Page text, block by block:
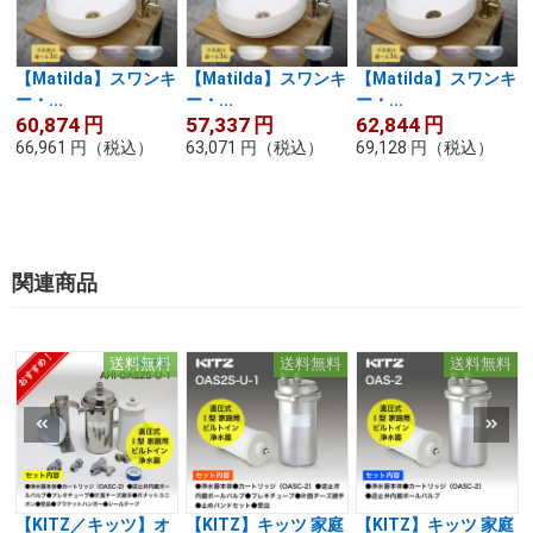
【Matilda】スワンキ
ー・...
60,874 円
66,961 円 （税込）
【Matilda】スワンキ
ー・...
57,337 円
63,071 円 （税込）
【Matilda】スワンキ
ー・...
62,844 円
69,128 円 （税込）
関連商品
送料無料
【KITZ／キッツ】オ
送料無料
【KITZ】キッツ 家庭
送料無料
【KITZ】キッツ 家庭